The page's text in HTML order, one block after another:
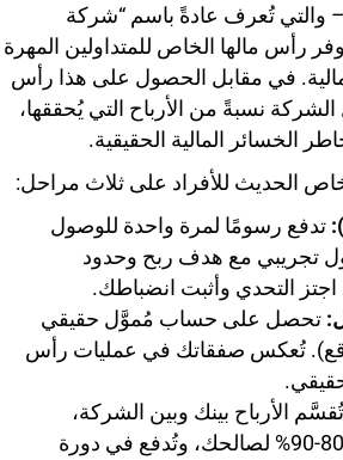
والتي تُعرف عادةً باسم “شركة
رأس مالها الخاص للمتداولين المهرة
في مقابل الحصول على هذا رأس
نسبةً من الأرباح التي يُحققها،
الخسائر المالية الحقيقية.
الحديث للأفراد على ثلاث مراحل:
تدفع رسومًا لمرة واحدة للوصول
تجريبي مع هدف ربح وحدود
التحدي وأثبت انضباطك.
تحصل على حساب مُموَّل حقيقي
تُعكس صفقاتك في عمليات رأس
تُقسَّم الأرباح بينك وبين الشركة،
وعادةً ما تكون 80-90% لصالحك، وتُدفع في دورة